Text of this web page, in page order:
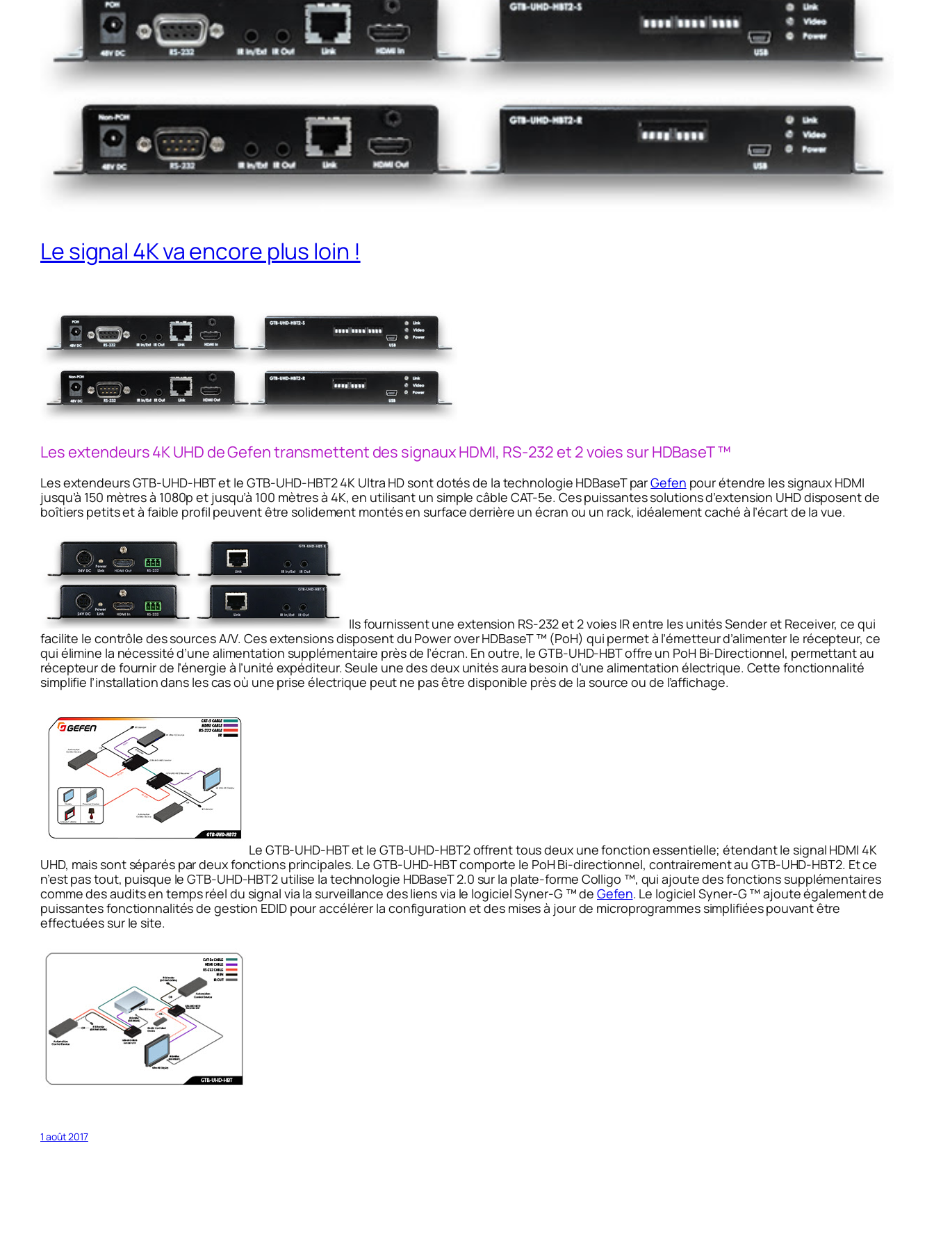
Le signal 4K va encore plus loin !
Les extendeurs 4K UHD de Gefen transmettent des signaux HDMI, RS-232 et 2 voies sur HDBaseT ™
Les extendeurs GTB-UHD-HBT et le GTB-UHD-HBT2 4K Ultra HD sont dotés de la technologie HDBaseT parGefen pour étendre les signaux HDMI
jusqu’à 150 mètres à 1080p et jusqu’à 100 mètres à 4K, en utilisant un simple câble CAT-5e. Ces puissantes solutions d’extension UHD disposent de
boîtiers petits et à faible profil peuvent être solidement montés en surface derrière un écran ou un rack, idéalement caché à l’écart de la vue.
Ils fournissent une extension RS-232 et 2 voies IR entre les unités Sender et Receiver, ce qui
facilite le contrôle des sources A/V. Ces extensions disposent du Power over HDBaseT ™ (PoH) qui permet à l’émetteur d’alimenter le récepteur, ce
qui élimine la nécessité d’une alimentation supplémentaire près de l’écran. En outre, le GTB-UHD-HBT offre un PoH Bi-Directionnel, permettant au
récepteur de fournir de l’énergie à l’unité expéditeur. Seule une des deux unités aura besoin d’une alimentation électrique. Cette fonctionnalité
simplifie l’installation dans les cas où une prise électrique peut ne pas être disponible près de la source ou de l’affichage.
Le GTB-UHD-HBT et le GTB-UHD-HBT2 offrent tous deux une fonction essentielle; étendant le signal HDMI 4K
UHD, mais sont séparés par deux fonctions principales. Le GTB-UHD-HBT comporte le PoH Bi-directionnel, contrairement au GTB-UHD-HBT2. Et ce
n’est pas tout, puisque le GTB-UHD-HBT2 utilise la technologie HDBaseT 2.0 sur la plate-forme Colligo ™, qui ajoute des fonctions supplémentaires
comme des audits en temps réel du signal via la surveillance des liens via le logiciel Syner-G ™ deGefen. Le logiciel Syner-G ™ ajoute également de
puissantes fonctionnalités de gestion EDID pour accélérer la configuration et des mises à jour de microprogrammes simplifiées pouvant être
effectuées sur le site.
1 août 2017